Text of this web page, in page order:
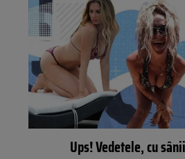
Ups! Vedetele, cu